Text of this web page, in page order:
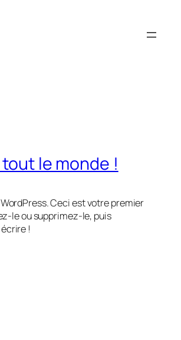
le monde !
Ceci est votre premier
le ou supprimez-le, puis
!